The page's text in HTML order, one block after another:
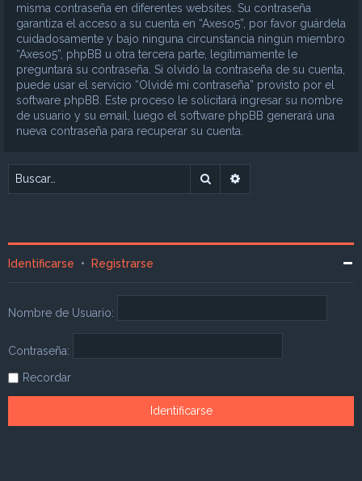
misma contraseña en diferentes websites. Su contraseña
garantiza el acceso a su cuenta en “Axeso5”, por favor guárdela
cuidadosamente y bajo ninguna circunstancia ningún miembro
“Axeso5”, phpBB u otra tercera parte, legítimamente le
preguntará su contraseña. Si olvidó la contraseña de su cuenta,
puede usar el servicio “Olvidé mi contraseña” provisto por el
software phpBB. Este proceso le solicitará ingresar su nombre
de usuario y su email, luego el software phpBB generará una
nueva contraseña para recuperar su cuenta.
Buscar
Identificarse • Registrarse
Nombre de Usuario:
Contraseña:
Recordar